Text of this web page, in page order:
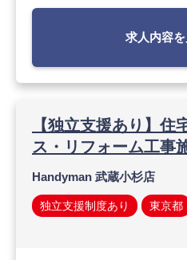
求人内容
【独立支援あり】住
ス・リフォーム工事
Handyman 武蔵小杉店
独立支援制度あり 東京都